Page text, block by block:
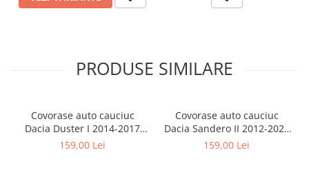
Covorase PEUGEOT
Covorase RENAULT
Covorase SEAT
PRODUSE SIMILARE
Covorase auto cauciuc
Dacia Duster I 2014-2017
Frogum
159,00 Lei
Covorase auto cauciuc
Dacia Sandero II 2012-2020
Frogum
159,00 Lei